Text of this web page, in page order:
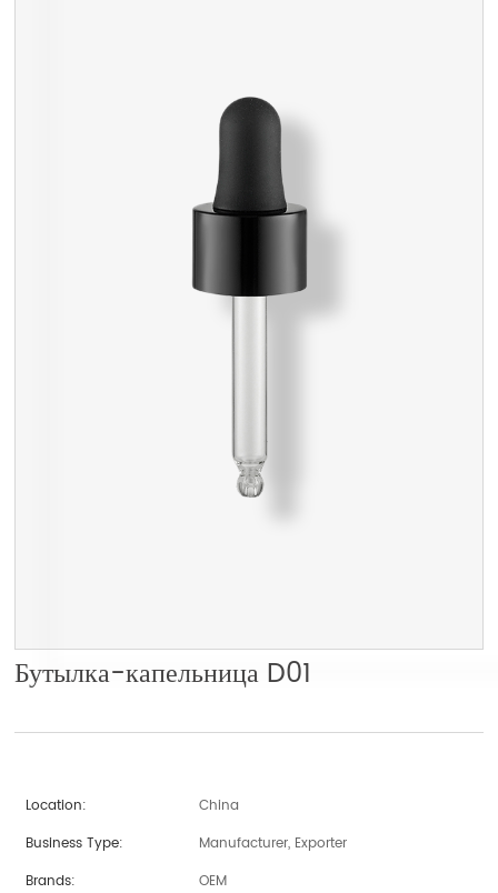
Бутылка-капельница D01
Location:
China
Business Type:
Manufacturer, Exporter
Brands:
OEM